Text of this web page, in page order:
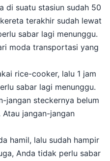
di suatu stasiun sudah 50
terakhir sudah lewat
sabar lagi menunggu.
moda transportasi yang
rice-cooker, lalu 1 jam
sabar lagi menunggu.
jangan steckernya belum
jangan-jangan
hamil, lalu sudah hampir
Anda tidak perlu sabar